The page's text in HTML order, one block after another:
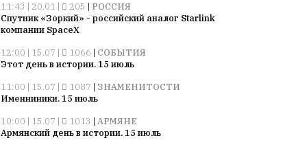
11:43 | 20.01 | 205 | РОССИЯ
Спутник «Зоркий» - российский аналог Starlink
компании SpaceX
12:00 | 15.07 |
1066 | СОБЫТИЯ
Этот день в истории. 15 июль
11:00 | 15.07 |
1087 | ЗНАМЕНИТОСТИ
Именниники. 15 июль
10:00 | 15.07 |
1013 | АРМЯНЕ
Армянский день в истории. 15 июль